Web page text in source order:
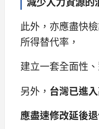
此外，亦應盡快
所得替代率，
建立一套全面性
另外， 台灣已進
應盡速修改延後